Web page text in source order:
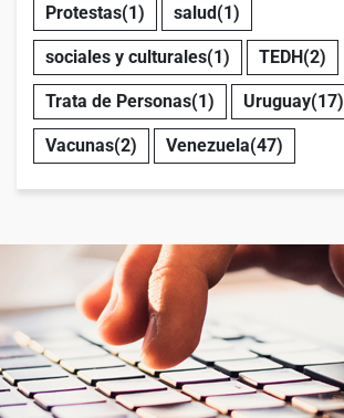
Protestas(1) salud(1)
sociales y culturales(1) TEDH(2)
Trata de Personas(1) Uruguay(17)
Vacunas(2) Venezuela(47)